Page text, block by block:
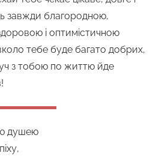
завжди благородною,
і оптимістичною
тебе буде багато добрих,
з тобою по життю йде
душею